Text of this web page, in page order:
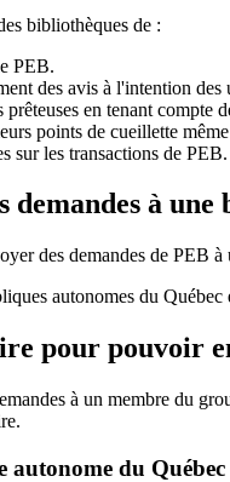
bibliothèques de :
PEB.
des avis à l'intention des
en tenant compte
points de cueillette
sur les transactions de PEB.
demandes à
des demandes de PEB
autonomes du
pour pouvoir
à un membre du
du Québec